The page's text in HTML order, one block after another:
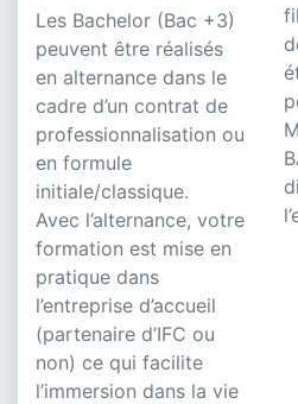
Les Bachelor (Bac +3)
peuvent être réalisés
en alternance dans le
cadre d’un contrat de
professionnalisation ou
en formule
initiale/classique.
Avec l’alternance, votre
formation est mise en
pratique dans
l’entreprise d’accueil
(partenaire d’IFC ou
non) ce qui facilite
l’immersion dans la vie